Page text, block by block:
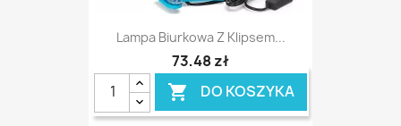
Lampa Biurkowa Z Klipsem...
73,48 zł
 DO KOSZYKA